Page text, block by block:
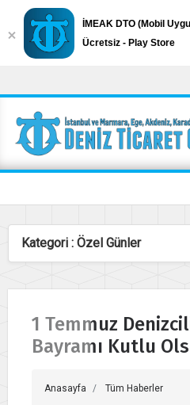
1 Temmuz
Bayramı Kutlu
Anasayfa Tüm Haberler
İMEAK DTO (Mobil
Ücretsiz - Play Store